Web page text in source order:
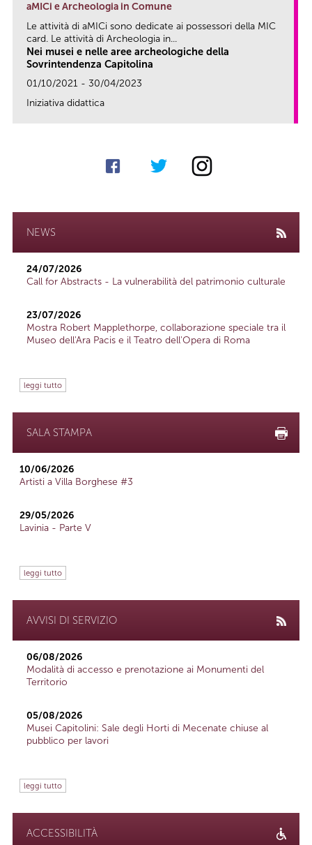
aMICi e Archeologia in Comune
Le attività di aMICi sono dedicate ai possessori della MIC
card. Le attività di Archeologia in...
Nei musei e nelle aree archeologiche della
Sovrintendenza Capitolina
01/10/2021 - 30/04/2023
Iniziativa didattica
NEWS
24/07/2026
Call for Abstracts - La vulnerabilità del patrimonio culturale
23/07/2026
Mostra Robert Mapplethorpe, collaborazione speciale tra il
Museo dell'Ara Pacis e il Teatro dell'Opera di Roma
leggi tutto
SALA STAMPA
10/06/2026
Artisti a Villa Borghese #3
29/05/2026
Lavinia - Parte V
leggi tutto
AVVISI DI SERVIZIO
06/08/2026
Modalità di accesso e prenotazione ai Monumenti del
Territorio
05/08/2026
Musei Capitolini: Sale degli Horti di Mecenate chiuse al
pubblico per lavori
leggi tutto
ACCESSIBILITÀ